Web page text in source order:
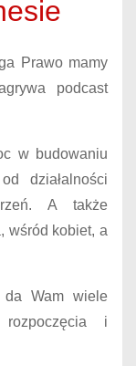
Prawo mamy
podcast
w budowaniu
działalności
A także
wśród kobiet, a
da Wam wiele
i